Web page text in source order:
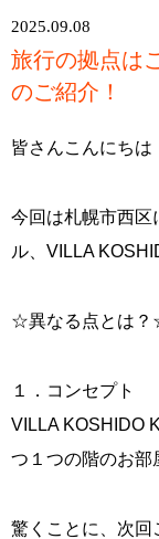
2025.09.08
旅行の拠点は
のご紹介！
皆さんこんにちは
今回は札幌市西区
ル、VILLA
☆異なる点とは
１．コンセプト
VILLA KOSHIDO
つ１つの階のお部
驚くことに、次回